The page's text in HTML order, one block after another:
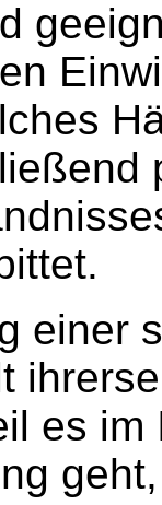
einer
es